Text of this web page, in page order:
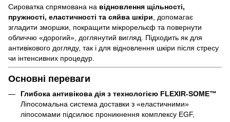
Сироватка спрямована на відновлення щільності,
пружності, еластичності та сяйва шкіри , допомагає
згладити зморшки, покращити мікрорельєф та повернути
обличчю «дорогий», доглянутий вигляд. Підходить як для
антивікового догляду, так і для відновлення шкіри після стресу
чи інтенсивних процедур.
Основні переваги
Глибока антивікова дія з технологією FLEXIR-SOME™
Ліпосомальна система доставки з «еластичними»
ліпосомами підсилює проникнення комплексу EGF,